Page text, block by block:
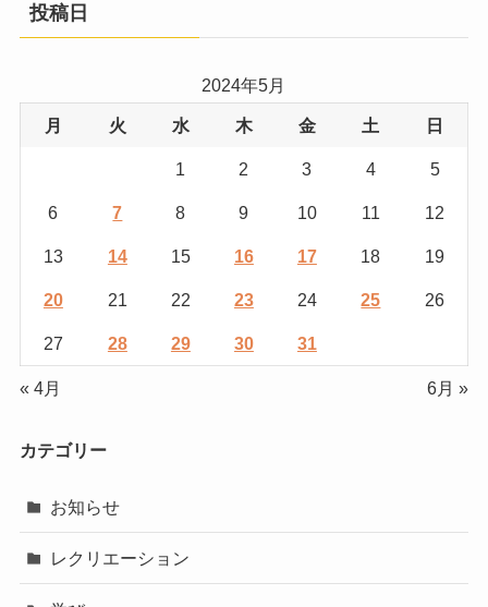
投稿日
2024年5月
月 火 水 木 金 土 日
1 2 3 4 5
6 7 8 9 10 11 12
13 14 15 16 17 18 19
20 21 22 23 24 25 26
27 28 29 30 31
« 4月 6月 »
カテゴリー
お知らせ
レクリエーション